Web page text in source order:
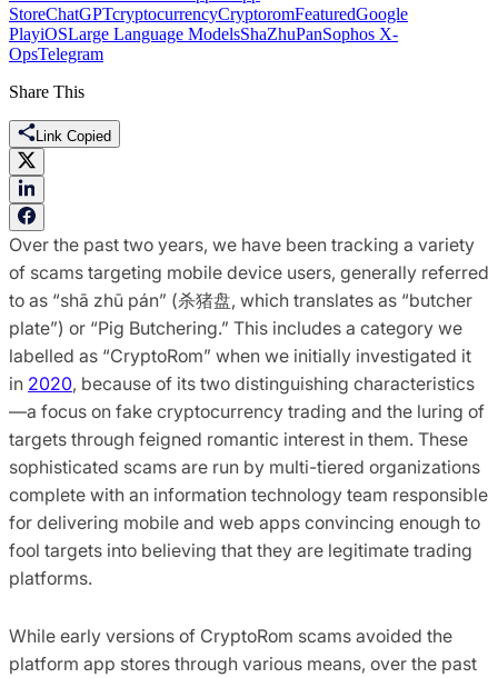
StoreChatGPTcryptocurrencyCryptoromFeaturedGoogle
PlayiOSLarge Language ModelsShaZhuPanSophos X-
OpsTelegram
Share This
Link Copied
Over the past two years, we have been tracking a variety
of scams targeting mobile device users, generally referred
to as “shā zhū pán” (杀猪盘, which translates as “butcher
plate”) or “Pig Butchering.” This includes a category we
labelled as “CryptoRom” when we initially investigated it
in 2020, because of its two distinguishing characteristics
—a focus on fake cryptocurrency trading and the luring of
targets through feigned romantic interest in them. These
sophisticated scams are run by multi-tiered organizations
complete with an information technology team responsible
for delivering mobile and web apps convincing enough to
fool targets into believing that they are legitimate trading
platforms.
While early versions of CryptoRom scams avoided the
platform app stores through various means, over the past